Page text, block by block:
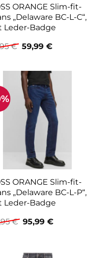
ORANGE Slim-fit-
„Delaware BC-L-C“,
Leder-Badge
€ Ursprünglicher
Preis
99,95 €
59,99 €Aktueller
59,99 €.
ORANGE Slim-fit-
„Delaware BC-L-P“,
Leder-Badge
€ Ursprünglicher
Preis
95,99 €Aktueller